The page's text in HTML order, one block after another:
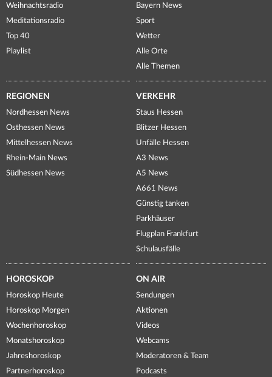
Weihnachtsradio
Meditationsradio
Top 40
Playlist
Bayern News
Sport
Wetter
Alle Orte
Alle Themen
REGIONEN
Nordhessen News
Osthessen News
Mittelhessen News
Rhein-Main News
Südhessen News
VERKEHR
Staus Hessen
Blitzer Hessen
Unfälle Hessen
A3 News
A5 News
A661 News
Günstig tanken
Parkhäuser
Flugplan Frankfurt
Schulausfälle
HOROSKOP
Horoskop Heute
Horoskop Morgen
Wochenhoroskop
Monatshoroskop
Jahreshoroskop
Partnerhoroskop
ON AIR
Sendungen
Aktionen
Videos
Webcams
Moderatoren & Team
Podcasts